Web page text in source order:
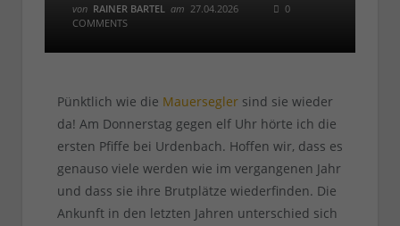
von RAINER BARTEL am 27.04.2026
0
COMMENTS
Pünktlich wie die Mauerseglersind sie wieder
da! Am Donnerstag gegen elf Uhr hörte ich die
ersten Pfiffe bei Urdenbach. Hoffen wir, dass es
genauso viele werden wie im vergangenen Jahr
und dass sie ihre Brutplätze wiederfinden. Die
Ankunft in den letzten Jahren unterschied sich